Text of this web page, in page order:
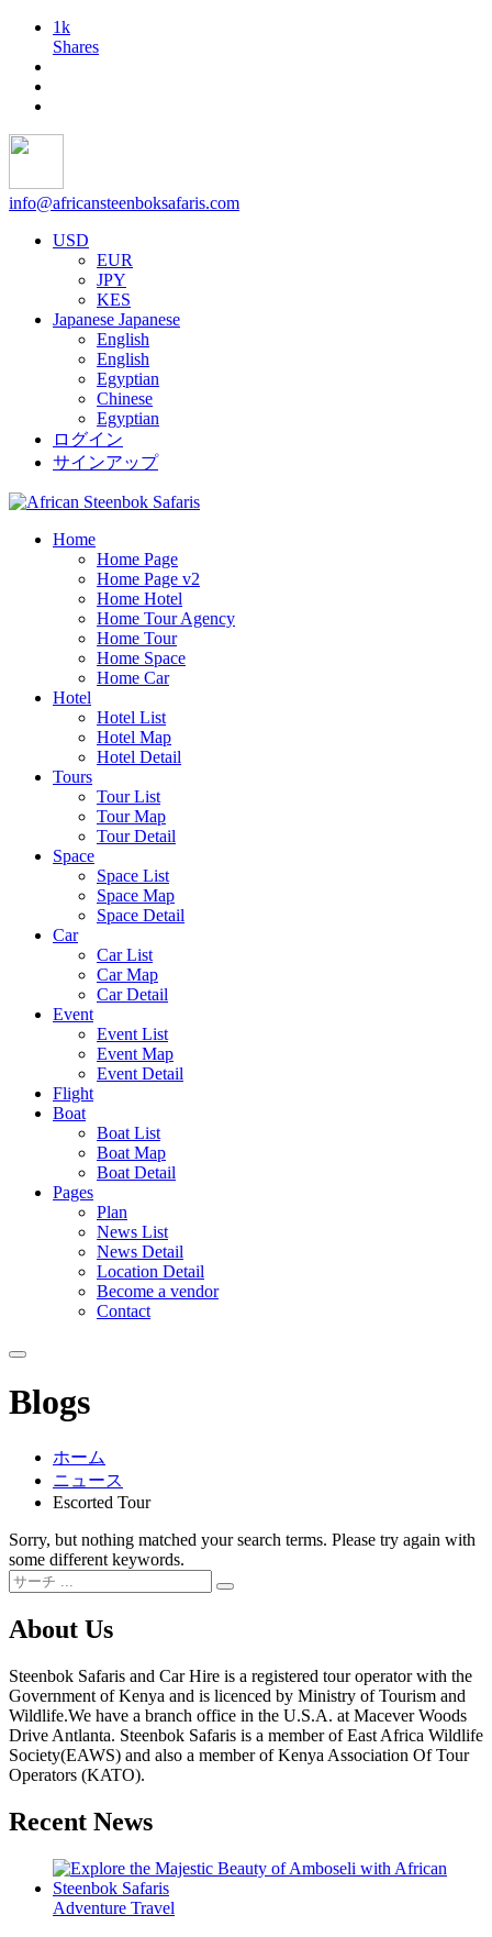
1k
Shares
info@africansteenboksafaris.com
USD
EUR
JPY
KES
Japanese Japanese
English
English
Egyptian
Chinese
Egyptian
ログイン
サインアップ
Home
Home Page
Home Page v2
Home Hotel
Home Tour Agency
Home Tour
Home Space
Home Car
Hotel
Hotel List
Hotel Map
Hotel Detail
Tours
Tour List
Tour Map
Tour Detail
Space
Space List
Space Map
Space Detail
Car
Car List
Car Map
Car Detail
Event
Event List
Event Map
Event Detail
Flight
Boat
Boat List
Boat Map
Boat Detail
Pages
Plan
News List
News Detail
Location Detail
Become a vendor
Contact
Blogs
ホーム
ニュース
Escorted Tour
Sorry, but nothing matched your search terms. Please try again with
some different keywords.
About Us
Steenbok Safaris and Car Hire is a registered tour operator with the
Government of Kenya and is licenced by Ministry of Tourism and
Wildlife.We have a branch office in the U.S.A. at Macever Woods
Drive Antlanta. Steenbok Safaris is a member of East Africa Wildlife
Society(EAWS) and also a member of Kenya Association Of Tour
Operators (KATO).
Recent News
Adventure Travel